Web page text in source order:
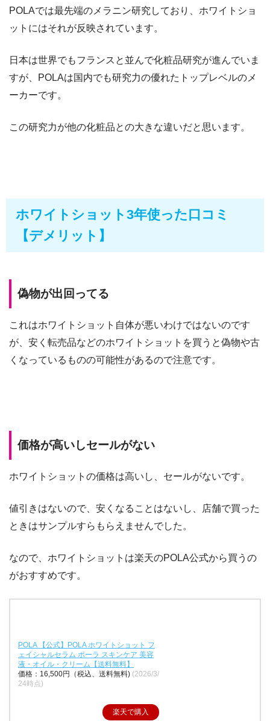
POLAでは最先端のメラニン研究しており、ホワイトショ
ットにはそれが反映されています。
日本は世界でもフランスと並んで化粧品研究が進んでいま
すが、POLAは国内でも研究力の優れたトップレベルのメ
ーカーです。
この研究力が他の化粧品との大きな違いだと思います。
ホワイトショット3年使った口コミ
【デメリット】
偽物が出回ってる
これはホワイトショット自体が悪いわけではないのです
が、安く転売品などのホワイトショットを買うと偽物や古
くなっているものの可能性があるので注意です。
価格が高いしセールがない
ホワイトショットの価格は高いし、セールがないです。
値引きはないので、安くなることはないし、店舗で買った
ときはサンプルすらもらえませんでした。
なので、ホワイトショットは楽天のPOLA公式から買うの
がおすすめです。
POLA 【公式】POLA ホワイトショット フ
ェイシャルセラム ポーラ スキンケア 美容
液・オイル・クリーム【送料無料】
価格：16,500円（税込、送料無料) (2026/3/
24時点)
楽天で購入